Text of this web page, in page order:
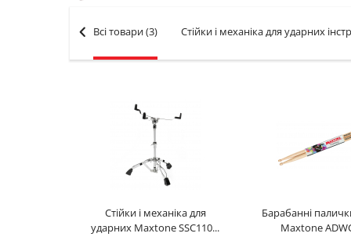
Всі товари(3) Стійки і механіка для ударних
Стійки і механіка для
ударних Maxtone SSC110...
Барабанні
Maxtone